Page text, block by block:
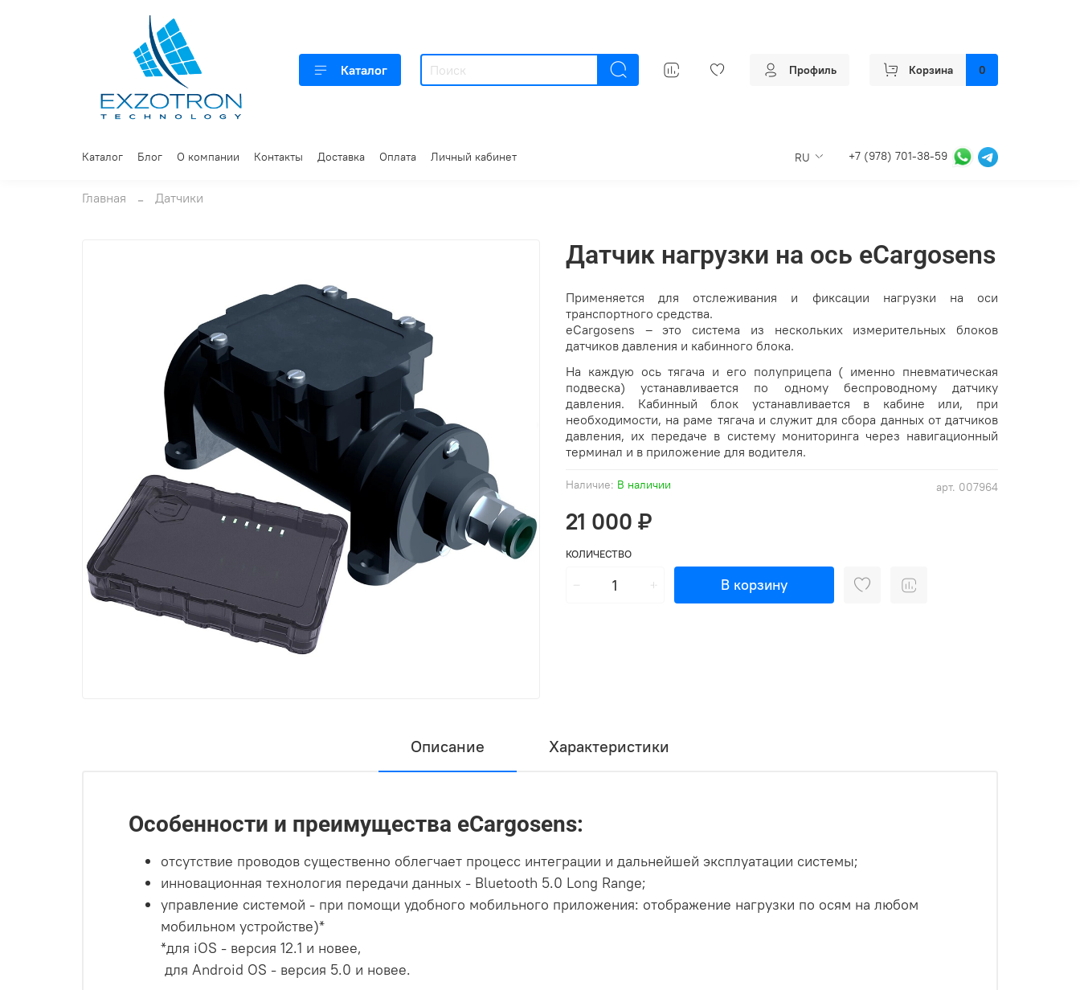
Каталог Профиль Корзина 0
Каталог Блог О компании Контакты Доставка Оплата Личный кабинет RU +7 (978) 701-38-59
Главная Датчики
арт. 007964
Наличие: В наличии
Датчик нагрузки на ось eCargosens
21 000 ₽
КОЛИЧЕСТВО
В корзину
Применяется для отслеживания и фиксации нагрузки на оси
транспортного средства.
eCargosens – это система из нескольких измерительных блоков
датчиков давления и кабинного блока.
На каждую ось тягача и его полуприцепа ( именно пневматическая
подвеска) устанавливается по одному беспроводному датчику
давления. Кабинный блок устанавливается в кабине или, при
необходимости, на раме тягача и служит для сбора данных от датчиков
давления, их передаче в систему мониторинга через навигационный
терминал и в приложение для водителя.
Описание Характеристики
Особенности и преимущества eCargosens:
отсутствие проводов существенно облегчает процесс интеграции и дальнейшей эксплуатации системы;
инновационная технология передачи данных - Bluetooth 5.0 Long Range;
управление системой - при помощи удобного мобильного приложения: отображение нагрузки по осям на любом
мобильном устройстве)*
*для iOS - версия 12.1 и новее,
для Android OS - версия 5.0 и новее.